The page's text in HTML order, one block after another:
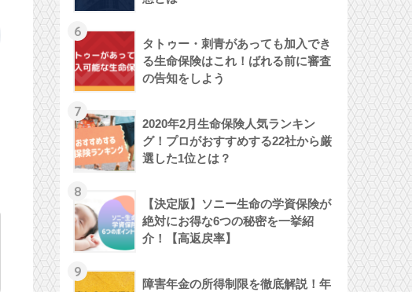
6
タトゥー・刺青があっても加入でき
る生命保険はこれ！ばれる前に審査
の告知をしよう
7
2020年2月生命保険人気ランキン
グ！プロがおすすめする22社から厳
選した1位とは？
8
【決定版】ソニー生命の学資保険が
絶対にお得な6つの秘密を一挙紹
介！【高返戻率】
9
障害年金の所得制限を徹底解説！年